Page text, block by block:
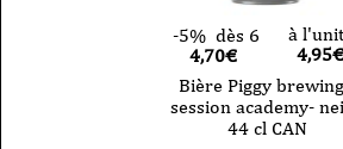
-5% dès 6
4,70€
à
4,95€
Bière Piggy
session academy-
44 cl CAN